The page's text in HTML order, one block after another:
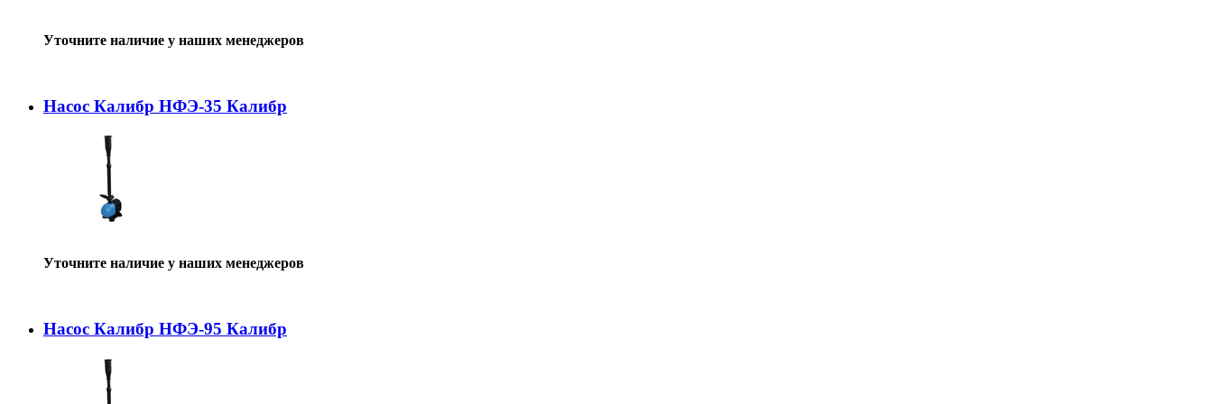
Уточните наличие у наших менеджеров
Насос Калибр НФЭ-35 Калибр
Уточните наличие у наших менеджеров
Насос Калибр НФЭ-95 Калибр